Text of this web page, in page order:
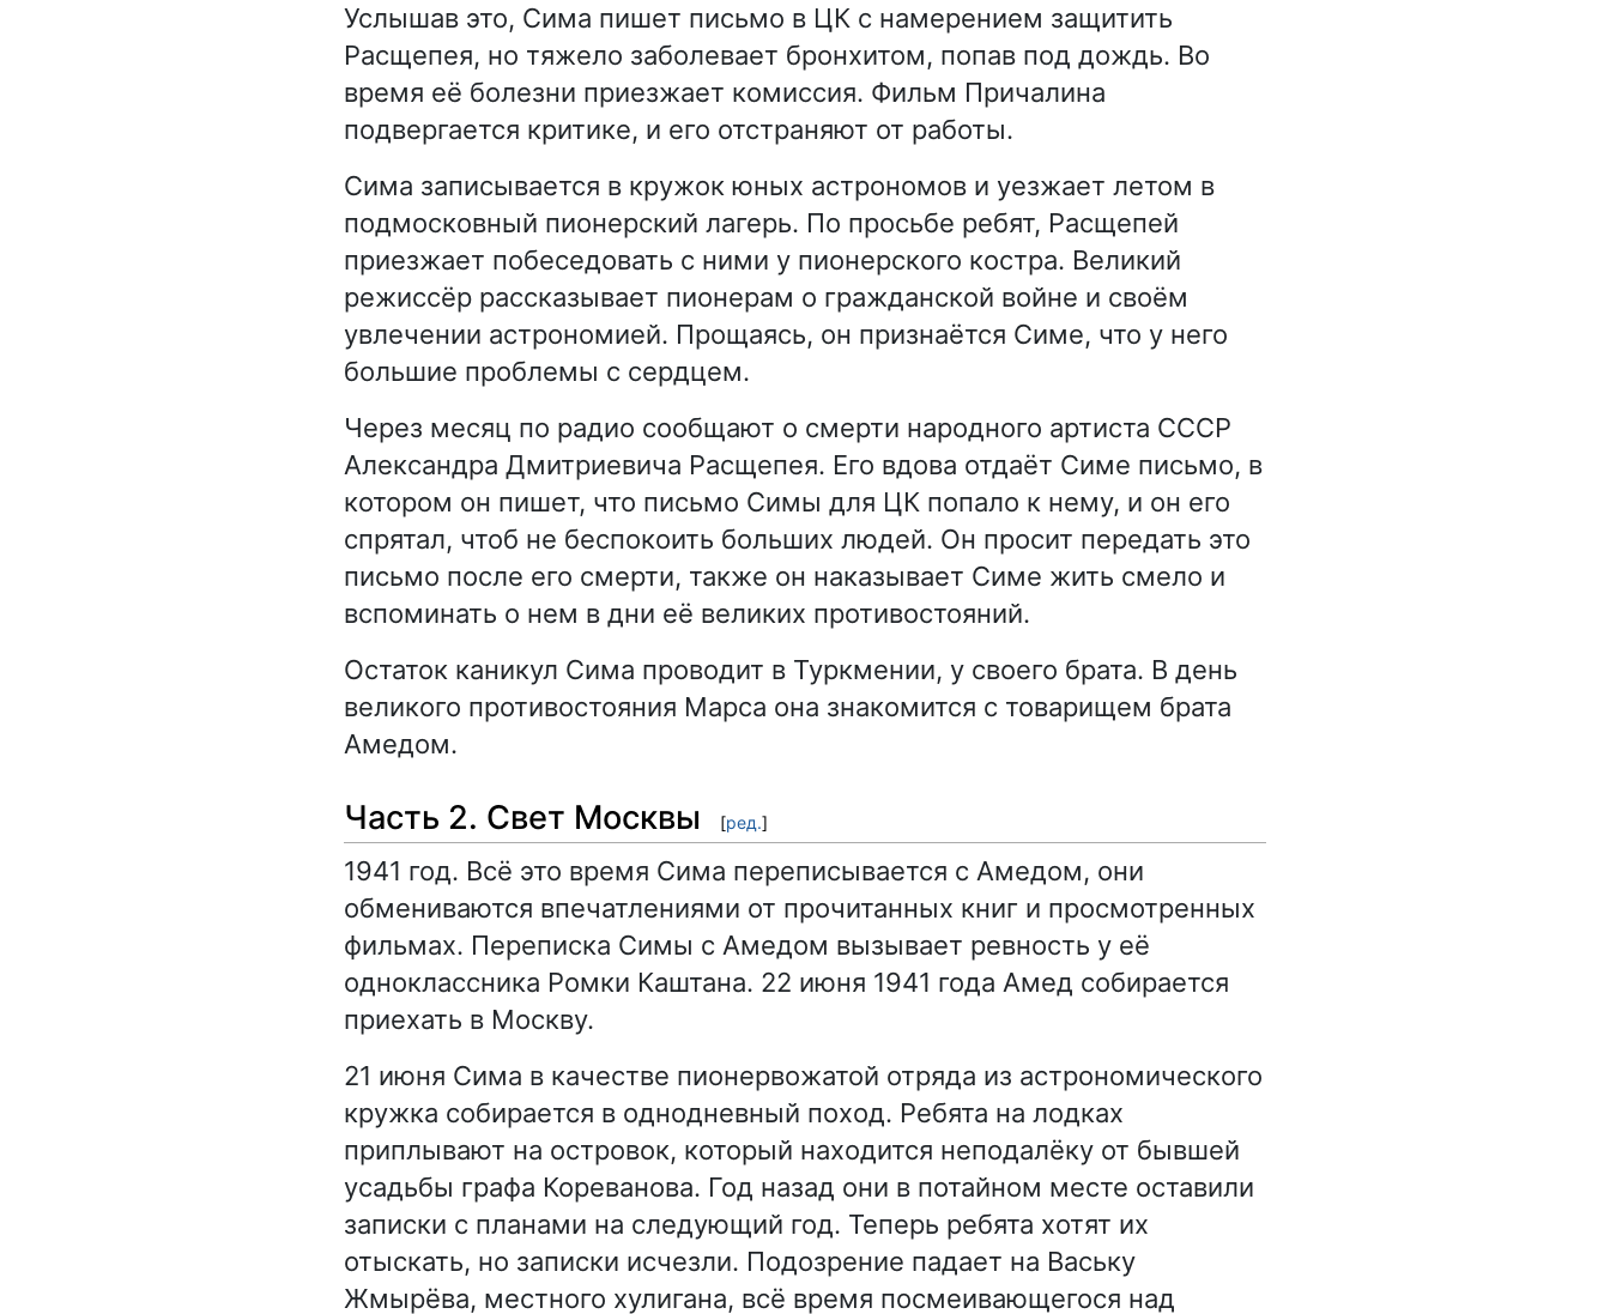
Услышав это, Сима пишет письмо в ЦК с намерением защитить
Расщепея, но тяжело заболевает бронхитом, попав под дождь. Во
время её болезни приезжает комиссия. Фильм Причалина
подвергается критике, и его отстраняют от работы.
Сима записывается в кружок юных астрономов и уезжает летом в
подмосковный пионерский лагерь. По просьбе ребят, Расщепей
приезжает побеседовать с ними у пионерского костра. Великий
режиссёр рассказывает пионерам о гражданской войне и своём
увлечении астрономией. Прощаясь, он признаётся Симе, что у него
большие проблемы с сердцем.
Через месяц по радио сообщают о смерти народного артиста СССР
Александра Дмитриевича Расщепея. Его вдова отдаёт Симе письмо, в
котором он пишет, что письмо Симы для ЦК попало к нему, и он его
спрятал, чтоб не беспокоить больших людей. Он просит передать это
письмо после его смерти, также он наказывает Симе жить смело и
вспоминать о нем в дни её великих противостояний.
Остаток каникул Сима проводит в Туркмении, у своего брата. В день
великого противостояния Марса она знакомится с товарищем брата
Амедом.
Часть 2. Свет Москвы [ред.]
1941 год. Всё это время Сима переписывается с Амедом, они
обмениваются впечатлениями от прочитанных книг и просмотренных
фильмах. Переписка Симы с Амедом вызывает ревность у её
одноклассника Ромки Каштана. 22 июня 1941 года Амед собирается
приехать в Москву.
21 июня Сима в качестве пионервожатой отряда из астрономического
кружка собирается в однодневный поход. Ребята на лодках
приплывают на островок, который находится неподалёку от бывшей
усадьбы графа Кореванова. Год назад они в потайном месте оставили
записки с планами на следующий год. Теперь ребята хотят их
отыскать, но записки исчезли. Подозрение падает на Ваську
Жмырёва, местного хулигана, всё время посмеивающегося над